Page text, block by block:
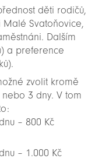
děti rodičů,
Svatoňovice,
Dalším
a preference
zvolit kromě
3 dny. V tom
– 800 Kč
– 1.000 Kč